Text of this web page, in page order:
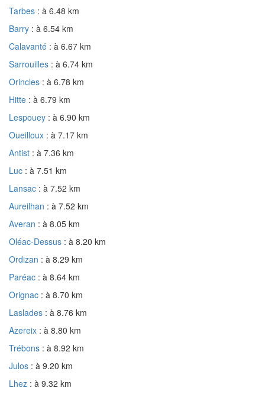
Tarbes : à 6.48 km
Barry : à 6.54 km
Calavanté : à 6.67 km
Sarrouilles : à 6.74 km
Orincles : à 6.78 km
Hitte : à 6.79 km
Lespouey : à 6.90 km
Oueilloux : à 7.17 km
Antist : à 7.36 km
Luc : à 7.51 km
Lansac : à 7.52 km
Aureilhan : à 7.52 km
Averan : à 8.05 km
Oléac-Dessus : à 8.20 km
Ordizan : à 8.29 km
Paréac : à 8.64 km
Orignac : à 8.70 km
Laslades : à 8.76 km
Azereix : à 8.80 km
Trébons : à 8.92 km
Julos : à 9.20 km
Lhez : à 9.32 km